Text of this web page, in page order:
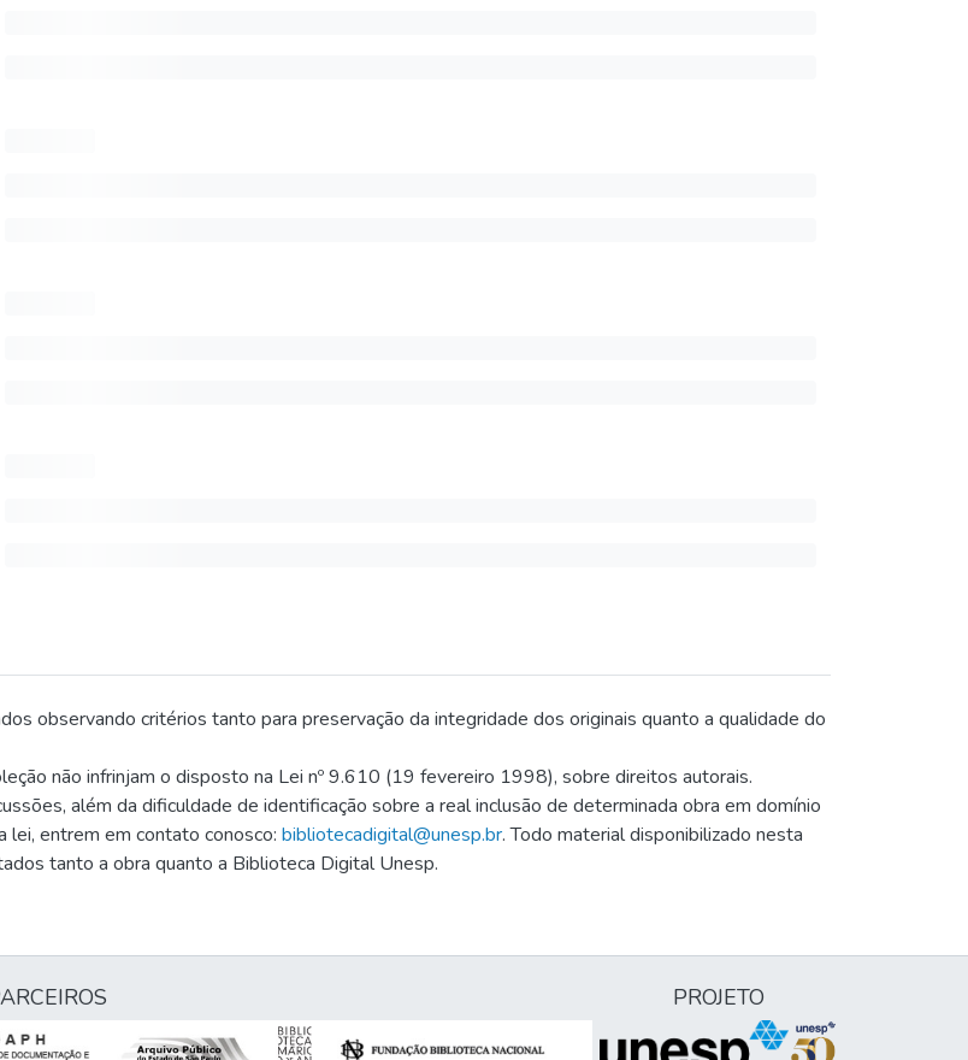
observando critérios tanto para preservação da integridade dos originais quanto a qualidade do
não infrinjam o disposto na Lei nº 9.610 (19 fevereiro 1998), sobre direitos autorais.
além da dificuldade de identificação sobre a real inclusão de determinada obra em domínio
lei, entrem em contato conosco: bibliotecadigital@unesp.br. Todo material disponibilizado nesta
tanto a obra quanto a Biblioteca Digital Unesp.
PROJETO